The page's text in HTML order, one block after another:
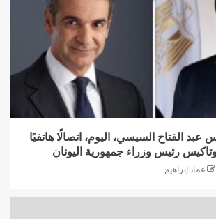
عبد الفتاح السيسي، اليوم، اتصالًا هاتفيًا
رئيس وزراء جمهورية اليونان
عماد إبراهيم